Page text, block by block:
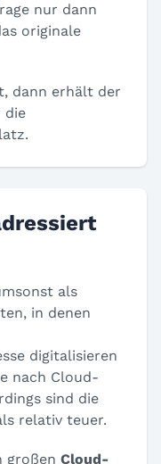
nur dann
originale
dann erhält der
die
als
in denen
digitalisieren
nach Cloud-
sind die
relativ teuer.
großen Cloud-